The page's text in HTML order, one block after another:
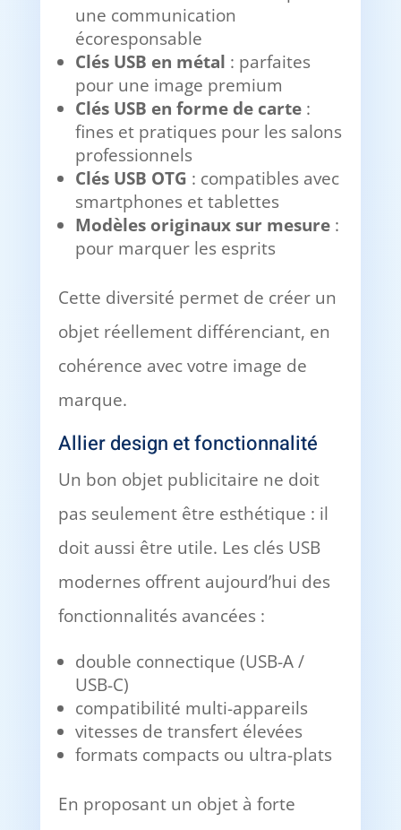
une communication
écoresponsable
Clés USB en métal : parfaites
pour une image premium
Clés USB en forme de carte:
fines et pratiques pour les salons
professionnels
Clés USB OTG : compatibles avec
smartphones et tablettes
Modèles originaux sur mesure:
pour marquer les esprits
Cette diversité permet de créer un
objet réellement différenciant, en
cohérence avec votre image de
marque.
Allier design et fonctionnalité
Un bon objet publicitaire ne doit
pas seulement être esthétique : il
doit aussi être utile. Les clés USB
modernes offrent aujourd’hui des
fonctionnalités avancées :
double connectique (USB-A /
USB-C)
compatibilité multi-appareils
vitesses de transfert élevées
formats compacts ou ultra-plats
En proposant un objet à forte